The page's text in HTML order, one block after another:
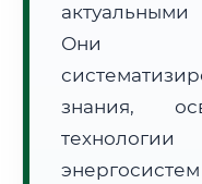
Расчет логистики
• Экспресс-доставка СДЭК /
📜 Документы и
актуальными
Они
знания,